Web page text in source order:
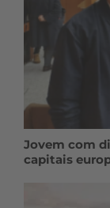
Jovem com
capitais